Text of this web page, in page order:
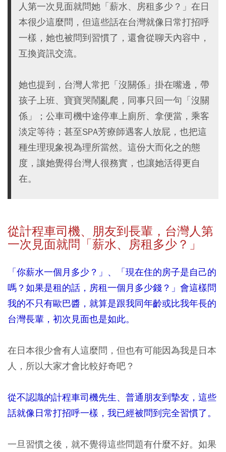
人第一次見面就問她「薪水、房租多少？」在日
本很少這麼問，但這些話在台灣就像日常打招呼
一樣，她也被問到習慣了，還會從聊天內容中，
互換資訊交流。
她也提到，台灣人常把「沒關係」掛在嘴邊，帶
孩子上班、寶寶哭鬧亂爬，同事只回一句「沒關
係」；公車司機中途停車上廁所、拿便當，乘客
淡定等待；甚至SPA芳療師遇客人放屁，也把這
種生理現象視為理所當然。這份大而化之的態
度，讓她覺得台灣人很務實，也讓她活得更自
在。
從計程車司機、朋友到長輩，台灣人第
一次見面就問「薪水、房租多少？」
「你薪水一個月多少？」、「現在住的房子是自己的
嗎？如果是租的話，房租一個月多少錢？」會這樣問
我的不只有歐巴醬，就算是跟我同年齡或比我年長的
台灣長輩，初次見面也是如此。
在日本很少會有人這麼問，但也有可能因為我是日本
人，所以大家才會比較好奇吧？
從不認識的計程車司機先生、普通朋友到摯友，這些
話就像日常打招呼一樣，我已經被問到完全習慣了。
一旦習慣之後，就不覺得這些問題有什麼不好。如果